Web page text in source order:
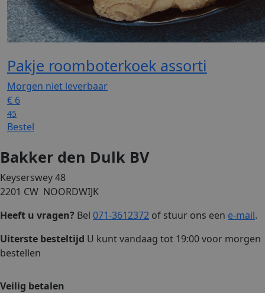
Pakje roomboterkoek assorti
Morgen niet leverbaar
€ 6
45
Bestel
Bakker den Dulk BV
Keyserswey 48
2201 CW NOORDWIJK
Heeft u vragen? Bel 071-3612372 of stuur ons een e-mail.
Uiterste besteltijd U kunt vandaag tot 19:00 voor morgen
bestellen
Veilig betalen